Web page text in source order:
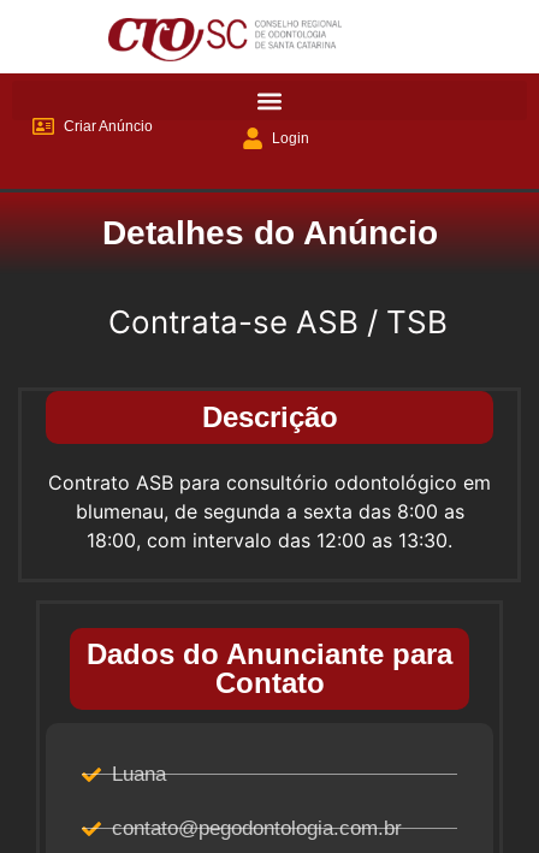
Criar Anúncio
Login
Detalhes do Anúncio
Contrata-se ASB / TSB
Descrição
Contrato ASB para consultório odontológico em
blumenau, de segunda a sexta das 8:00 as
18:00, com intervalo das 12:00 as 13:30.
Dados do Anunciante para
Contato
Luana
contato@pegodontologia.com.br